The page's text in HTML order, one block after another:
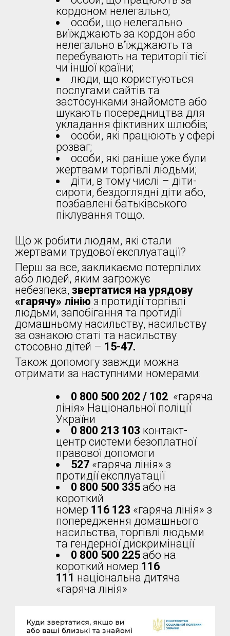
кордоном нелегально;
особи, що нелегально
виїжджають за кордон або
нелегально в’їжджають та
перебувають на території тієї
чи іншої країни;
люди, що користуються
послугами сайтів та
застосунками знайомств або
шукають посередництва для
укладання фіктивних шлюбів;
особи, які працюють у сфері
розваг;
особи, які раніше уже були
жертвами торгівлі людьми;
діти, в тому числі – діти-
сироти, бездоглядні діти або,
позбавлені батьківського
піклування тощо.
Що ж робити людям, які стали
жертвами трудової експлуатації?
Перш за все, закликаємо потерпілих
або людей, яким загрожує
небезпека, звертатися на урядову
«гарячу» лінію з протидії торгівлі
людьми, запобігання та протидії
домашньому насильству, насильству
за ознакою статі та насильству
стосовно дітей – 15-47.
Також допомогу завжди можна
отримати за наступними номерами:
0 800 500 202 / 102 «гаряча
лінія» Національної поліції
України
0 800 213 103 контакт-
центр системи безоплатної
правової допомоги
527 «гаряча лінія» з
протидії експлуатації
0 800 500 335 або на
короткий
номер 116 123 «гаряча лінія» з
попередження домашнього
насильства, торгівлі людьми
та гендерної дискримінації
0 800 500 225 або на
короткий номер 116
111 національна дитяча
«гаряча лінія»